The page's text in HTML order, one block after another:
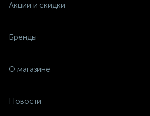
Акции и скидки
Бренды
О магазине
Новости